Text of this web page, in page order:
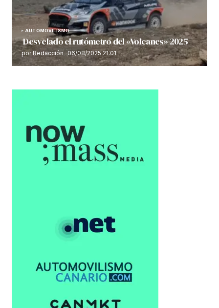
AUTOMOVILISMO
Desvelado el rutómetro del «Volcanes» 2025
por Redacción 06/08/2025 21:01